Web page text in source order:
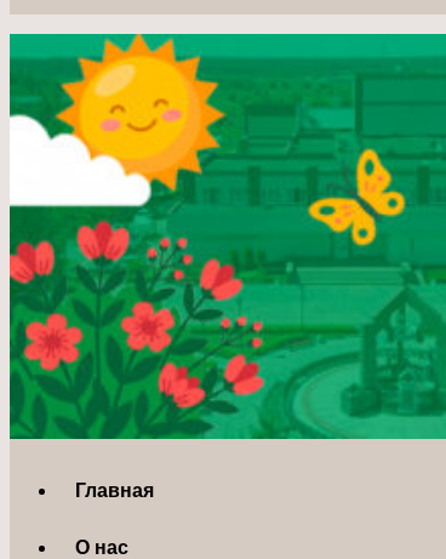
Главная
О нас